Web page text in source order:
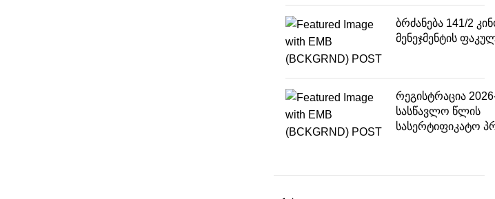
ბრძანება 141/2
მენეჯმენტის
რეგისტრაცია
სასწავლო წლის
სასერტიფიკატო